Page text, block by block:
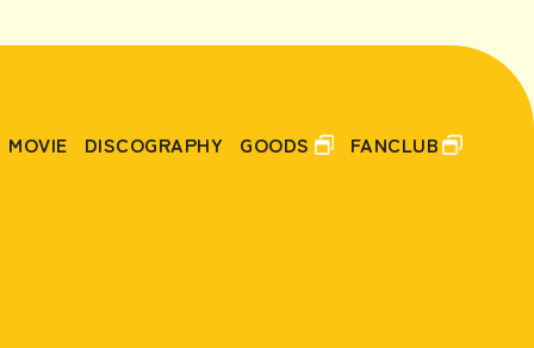
MOVIE DISCOGRAPHY GOODS FANCLUB